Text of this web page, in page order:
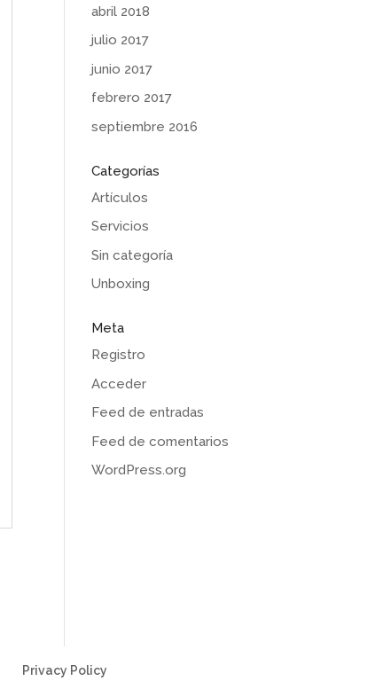
abril 2018
julio 2017
junio 2017
febrero 2017
septiembre 2016
Categorías
Artículos
Servicios
Sin categoría
Unboxing
Meta
Registro
Acceder
Feed de entradas
Feed de comentarios
WordPress.org
Privacy Policy